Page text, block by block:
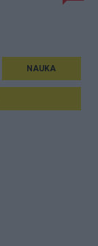
NAUKA